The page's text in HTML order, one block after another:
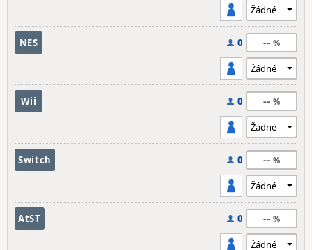
NES 0 --
Wii 0 --
Switch 0 --
AtST 0 --